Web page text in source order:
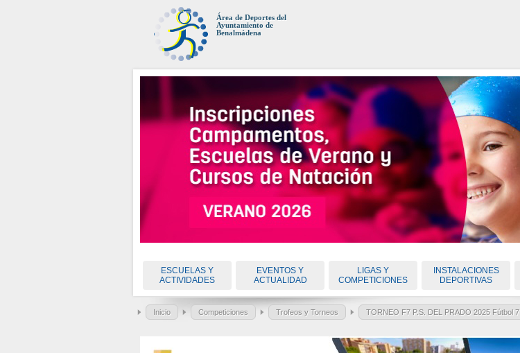
Área de Deportes del
Ayuntamiento de
Benalmádena
ESCUELAS Y
ACTIVIDADES
EVENTOS Y
ACTUALIDAD
LIGAS Y
COMPETICIONES
INSTALACIONES
DEPORTIVAS
Inicio Competiciones Trofeos y Torneos TORNEO F7 P.S. DEL PRADO 2025 Fútbol 7